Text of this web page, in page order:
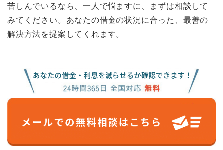
苦しんでいるなら、一人で悩ますに、まずは相談して
みてください。あなたの借金の状況に合った、最善の
解決方法を提案してくれます。